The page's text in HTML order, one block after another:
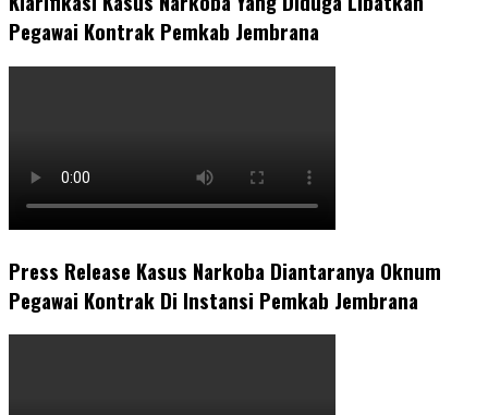
Pegawai Kontrak Pemkab Jembrana
Press Release Kasus Narkoba Diantaranya Oknum
Pegawai Kontrak Di Instansi Pemkab Jembrana